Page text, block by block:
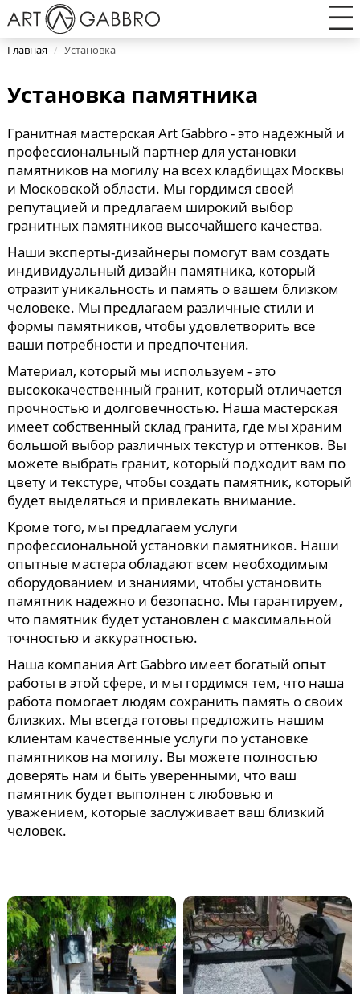
Главная / Установка
Установка памятника
Гранитная мастерская Art Gabbro - это надежный и
профессиональный партнер для установки
памятников на могилу на всех кладбищах Москвы
и Московской области. Мы гордимся своей
репутацией и предлагаем широкий выбор
гранитных памятников высочайшего качества.
Наши эксперты-дизайнеры помогут вам создать
индивидуальный дизайн памятника, который
отразит уникальность и память о вашем близком
человеке. Мы предлагаем различные стили и
формы памятников, чтобы удовлетворить все
ваши потребности и предпочтения.
Материал, который мы используем - это
высококачественный гранит, который отличается
прочностью и долговечностью. Наша мастерская
имеет собственный склад гранита, где мы храним
большой выбор различных текстур и оттенков. Вы
можете выбрать гранит, который подходит вам по
цвету и текстуре, чтобы создать памятник, который
будет выделяться и привлекать внимание.
Кроме того, мы предлагаем услуги
профессиональной установки памятников. Наши
опытные мастера обладают всем необходимым
оборудованием и знаниями, чтобы установить
памятник надежно и безопасно. Мы гарантируем,
что памятник будет установлен с максимальной
точностью и аккуратностью.
Наша компания Art Gabbro имеет богатый опыт
работы в этой сфере, и мы гордимся тем, что наша
работа помогает людям сохранить память о своих
близких. Мы всегда готовы предложить нашим
клиентам качественные услуги по установке
памятников на могилу. Вы можете полностью
доверять нам и быть уверенными, что ваш
памятник будет выполнен с любовью и
уважением, которые заслуживает ваш близкий
человек.